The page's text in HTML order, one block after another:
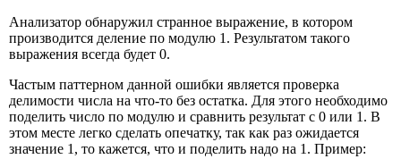
Анализатор обнаружил странное выражение, в котором
производится деление по модулю 1. Результатом такого
выражения всегда будет 0.
Частым паттерном данной ошибки является проверка
делимости числа на что-то без остатка. Для этого необходимо
поделить число по модулю и сравнить результат с 0 или 1. В
этом месте легко сделать опечатку, так как раз ожидается
значение 1, то кажется, что и поделить надо на 1. Пример: